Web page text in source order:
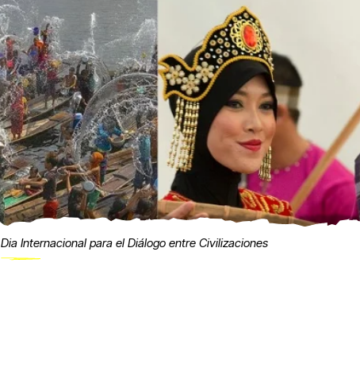
Dia Internacional para el Diálogo entre Civilizaciones